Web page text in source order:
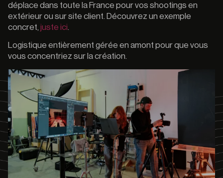
déplace dans toute la France pour vos shootings en
extérieur ou sur site client. Découvrez un exemple
concret, juste ici
Logistique entièrement gérée en amont pour que vous
vous concentriez sur la création.